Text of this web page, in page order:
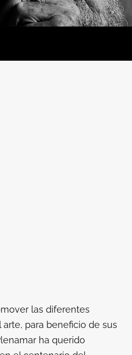
las diferentes
para beneficio de sus
ha querido